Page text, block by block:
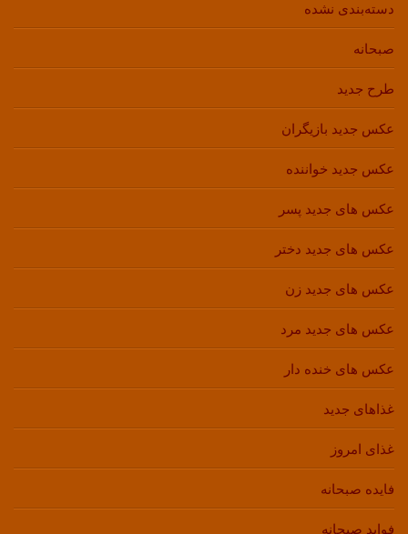
دسته‌بندی نشده
صبحانه
طرح جدید
عکس جدید بازیگران
عکس جدید خواننده
عکس های جدید پسر
عکس های جدید دختر
عکس های جدید زن
عکس های جدید مرد
عکس های خنده دار
غذاهای جدید
غذای امروز
فایده صبحانه
فواید صبحانه